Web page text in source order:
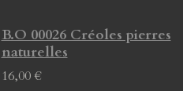
B.O 00026 Créoles pierres
naturelles
16,00 €